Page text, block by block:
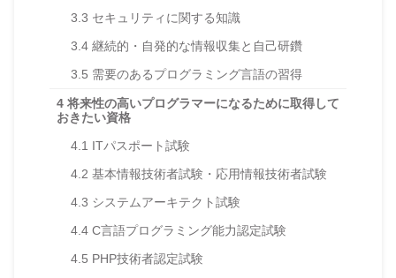
3.3 セキュリティに関する知識
3.4 継続的・自発的な情報収集と自己研鑽
3.5 需要のあるプログラミング言語の習得
4 将来性の高いプログラマーになるために取得して
おきたい資格
4.1 ITパスポート試験
4.2 基本情報技術者試験・応用情報技術者試験
4.3 システムアーキテクト試験
4.4 C言語プログラミング能力認定試験
4.5 PHP技術者認定試験